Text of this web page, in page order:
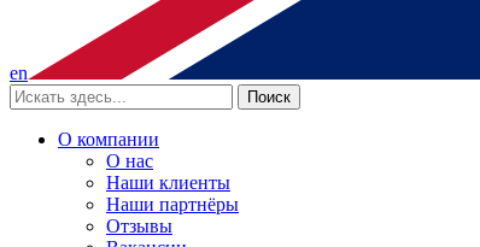
en
Поиск
О компании
О нас
Наши клиенты
Наши партнёры
Отзывы